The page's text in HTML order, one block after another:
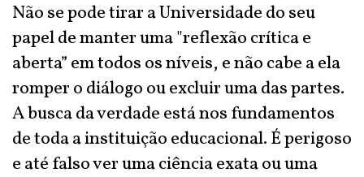
Não se pode tirar a Universidade do seu
papel de manter uma "reflexão crítica e
aberta” em todos os níveis, e não cabe a ela
romper o diálogo ou excluir uma das partes.
A busca da verdade está nos fundamentos
de toda a instituição educacional. É perigoso
e até falso ver uma ciência exata ou uma